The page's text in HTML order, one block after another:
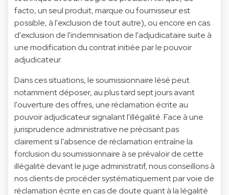
facto, un seul produit, marque ou fournisseur est
possible, à l'exclusion de tout autre), ou encore en cas
d'exclusion de l'indemnisation de l'adjudicataire suite à
une modification du contrat initiée par le pouvoir
adjudicateur.
Dans ces situations, le soumissionnaire lésé peut
notamment déposer, au plus tard sept jours avant
l'ouverture des offres, une réclamation écrite au
pouvoir adjudicateur signalant l'illégalité. Face à une
jurisprudence administrative ne précisant pas
clairement si l'absence de réclamation entraîne la
forclusion du soumissionnaire à se prévaloir de cette
illégalité devant le juge administratif, nous conseillons à
nos clients de procéder systématiquement par voie de
réclamation écrite en cas de doute quant à la légalité